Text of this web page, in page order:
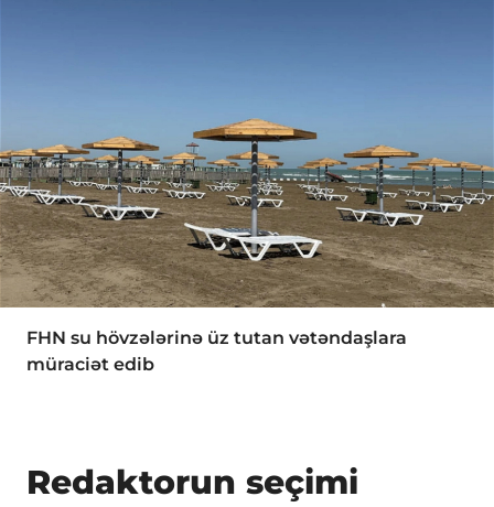
FHN su hövzələrinə üz tutan vətəndaşlara
müraciət edib
Redaktorun seçimi